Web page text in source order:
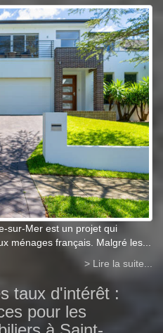
sur-Mer est un projet qui
ménages français. Malgré les...
> Lire la suite...
taux d'intérêt :
pour les